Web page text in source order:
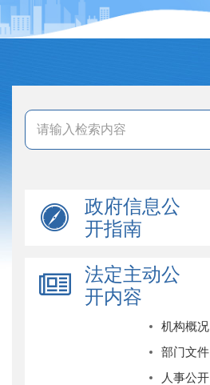
政府信息公
开指南
法定主动公
开内容
机构概况
部门文件
人事公开